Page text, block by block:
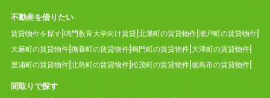
不動産を借りたい
賃貸物件を探す 鳴門教育大学向け賃貸 北灘町の賃貸物件 瀬戸町の賃貸物件
大麻町の賃貸物件 撫養町の賃貸物件 鳴門町の賃貸物件 大津町の賃貸物件
里浦町の賃貸物件 北島町の賃貸物件 松茂町の賃貸物件 徳島市の賃貸物件
間取りで探す